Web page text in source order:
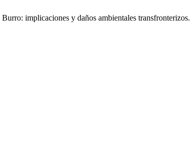
implicaciones y daños ambientales transfronterizos.